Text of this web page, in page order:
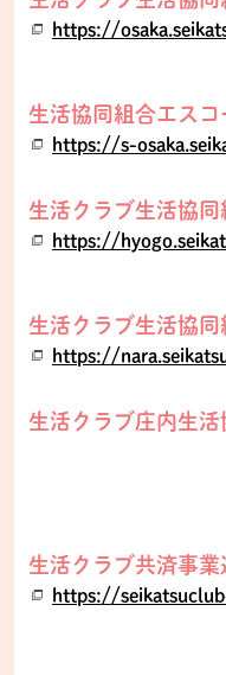
https://
生活協同組合エスコ
https://s-
生活クラブ生活協同
https://
生活クラブ生活協同
https://
生活クラブ庄内生活
生活クラブ共済事
https://